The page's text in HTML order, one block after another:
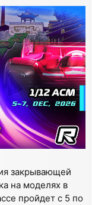
закрывающей
на моделях в
пройдет с 5 по